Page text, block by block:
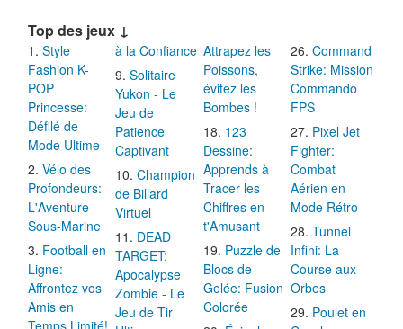
Top des jeux ↓
Style
Fashion K-
POP
Princesse:
Défilé de
Mode Ultime
Vélo des
Profondeurs:
L'Aventure
Sous-Marine
Football en
Ligne:
Affrontez vos
Amis en
Temps Limité!
à la Confiance
Solitaire
Yukon - Le
Jeu de
Patience
Captivant
Champion
de Billard
Virtuel
DEAD
TARGET:
Apocalypse
Zombie - Le
Jeu de Tir
Attrapez les
Poissons,
évitez les
Bombes !
123
Dessine:
Apprends à
Tracer les
Chiffres en
t'Amusant
Puzzle de
Blocs de
Gelée: Fusion
Colorée
Command
Strike: Mission
Commando
FPS
Pixel Jet
Fighter:
Combat
Aérien en
Mode Rétro
Tunnel
Infini: La
Course aux
Orbes
Poulet en